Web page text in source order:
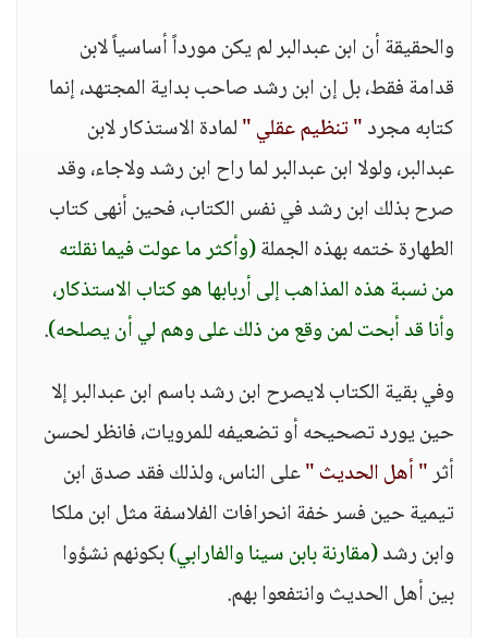
والحقيقة أن ابن عبدالبر لم يكن مورداً أساسياً لابن
قدامة فقط، بل إن ابن رشد صاحب بداية المجتهد، إنما
كتابه مجرد" تنظيم عقلي "لمادة الاستذكار لابن
عبدالبر، ولولا ابن عبدالبر لما راح ابن رشد ولاجاء، وقد
صرح بذلك ابن رشد في نفس الكتاب، فحين أنهى كتاب
الطهارة ختمه بهذه الجملة(وأكثر ما عولت فيما نقلته
من نسبة هذه المذاهب إلى أربابها هو كتاب الاستذكار،
وأنا قد أبحت لمن وقع من ذلك على وهم لي أن يصلحه).
وفي بقية الكتاب لايصرح ابن رشد باسم ابن عبدالبر إلا
حين يورد تصحيحه أو تضعيفه للمرويات، فانظر لحسن
أثر" أهل الحديث "على الناس، ولذلك فقد صدق ابن
تيمية حين فسر خفة انحرافات الفلاسفة مثل ابن ملكا
وابن رشد(مقارنة بابن سينا والفارابي)بكونهم نشؤوا
بين أهل الحديث وانتفعوا بهم.